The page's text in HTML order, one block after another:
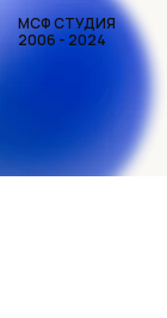
МСФ СТУДИЯ
2006 - 2024